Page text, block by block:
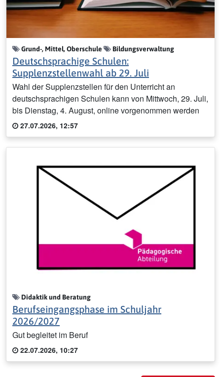
Grund-, Mittel, Oberschule Bildungsverwaltung
Deutschsprachige Schulen:
Supplenzstellenwahl ab 29. Juli
Wahl der Supplenzstellen für den Unterricht an
deutschsprachigen Schulen kann von Mittwoch, 29. Juli,
bis Dienstag, 4. August, online vorgenommen werden
27.07.2026, 12:57
Didaktik und Beratung
Berufseingangsphase im Schuljahr
2026/2027
Gut begleitet im Beruf
22.07.2026, 10:27